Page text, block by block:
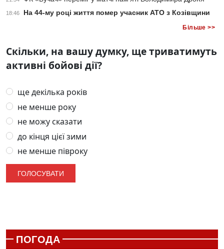
18:46 На 44-му році життя помер учасник АТО з Козівщини
Більше >>
Скільки, на вашу думку, ще триватимуть
активні бойові дії?
ще декілька років
не менше року
не можу сказати
до кінця цієї зими
не менше півроку
ПОГОДА